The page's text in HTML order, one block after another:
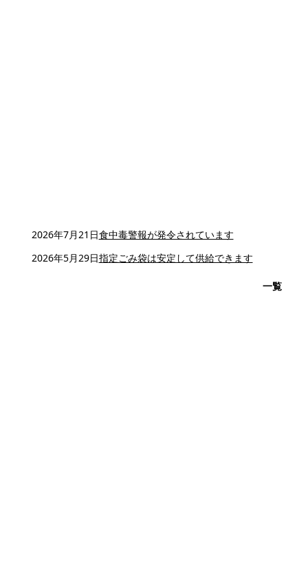
2026年7月21日食中毒警報が発令されています
2026年5月29日指定ごみ袋は安定して供給できます
一覧